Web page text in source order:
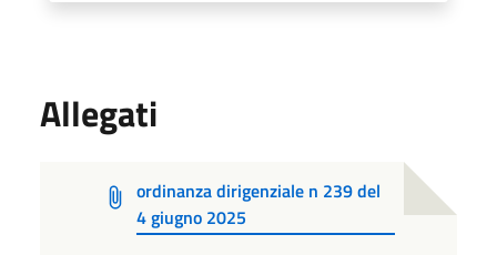
Allegati
ordinanza dirigenziale n 239 del
4 giugno 2025